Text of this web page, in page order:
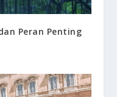
Peran Penting